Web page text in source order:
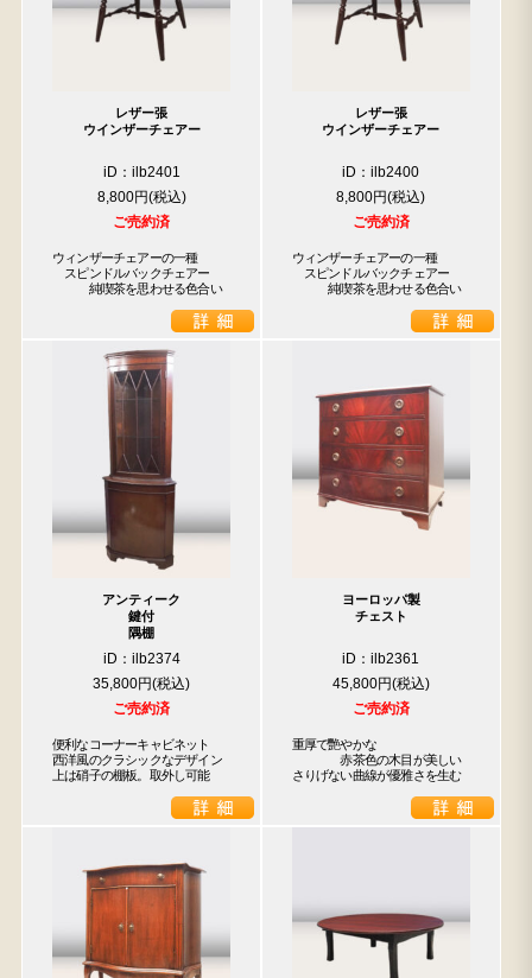
レザー張
ウインザーチェアー
iD：ilb2401
8,800円
ご売約済
ウィンザーチェアーの一種
スピンドルバックチェアー
純喫茶を思わせる色合い
レザー張
ウインザーチェアー
iD：ilb2400
8,800円
ご売約済
ウィンザーチェアーの一種
スピンドルバックチェアー
純喫茶を思わせる色合い
アンティーク
鍵付
隅棚
iD：ilb2374
35,800円
ご売約済
便利なコーナーキャビネット
西洋風のクラシックなデザイン
上は硝子の棚板。取外し可能
ヨーロッパ製
チェスト
iD：ilb2361
45,800円
ご売約済
重厚で艷やかな
赤茶色の木目が美しい
さりげない曲線が優雅さを生む